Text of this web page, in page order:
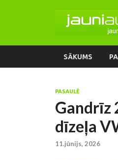
SĀKUMS
PASAULĒ
Gandrīz
dīzeļa
11.jūnijs, 2026